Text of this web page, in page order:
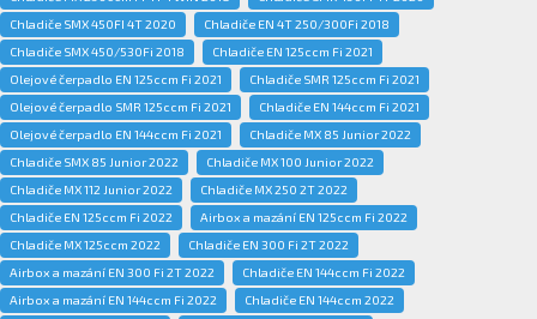
Chladiče SMX 450FI 4T 2020
Chladiče EN 4T 250/300Fi 2018
Chladiče SMX 450/530Fi 2018
Chladiče EN 125ccm Fi 2021
Olejové čerpadlo EN 125ccm Fi 2021
Chladiče SMR 125ccm Fi 2021
Olejové čerpadlo SMR 125ccm Fi 2021
Chladiče EN 144ccm Fi 2021
Olejové čerpadlo EN 144ccm Fi 2021
Chladiče MX 85 Junior 2022
Chladiče SMX 85 Junior 2022
Chladiče MX 100 Junior 2022
Chladiče MX 112 Junior 2022
Chladiče MX 250 2T 2022
Chladiče EN 125ccm Fi 2022
Airbox a mazání EN 125ccm Fi 2022
Chladiče MX 125ccm 2022
Chladiče EN 300 Fi 2T 2022
Airbox a mazání EN 300 Fi 2T 2022
Chladiče EN 144ccm Fi 2022
Airbox a mazání EN 144ccm Fi 2022
Chladiče EN 144ccm 2022